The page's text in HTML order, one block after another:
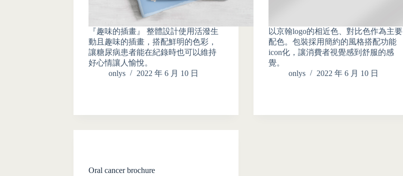
『趣味的插畫』 整體設計使用活潑生
動且趣味的插畫，搭配鮮明的色彩，
讓糖尿病患者能在紀錄時也可以維持
好心情讓人愉悅。
onlys
2022 年 6 月 10 日
以京翰logo的相近色、對比色作為主要
配色。包裝採用簡約的風格搭配功能
icon化，讓消費者視覺感到舒服的感
覺。
onlys
2022 年 6 月 10 日
Oral cancer brochure